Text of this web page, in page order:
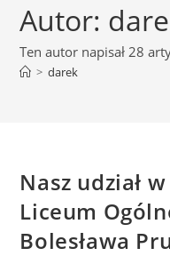
Autor:
Ten autor napisał 28
> darek
Nasz udział
Liceum
Bolesława